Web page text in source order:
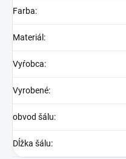
Farba:
Materiál :
Vyŕobca:
Vyrobené:
obvod šálu:
Dĺžka šálu: